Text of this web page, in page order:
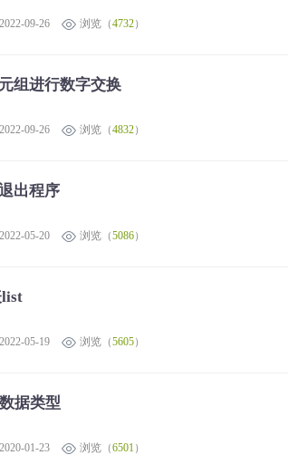
2022-09-26 浏览（4732）
组进行数字交换
2022-09-26 浏览（4832）
出程序
2022-05-20 浏览（5086）
list
2022-05-19 浏览（5605）
据类型
2020-01-23 浏览（6501）